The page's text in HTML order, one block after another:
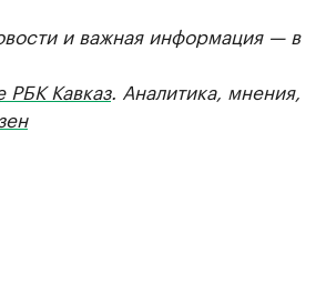
и важная информация — в
РБК Кавказ. Аналитика, мнения,